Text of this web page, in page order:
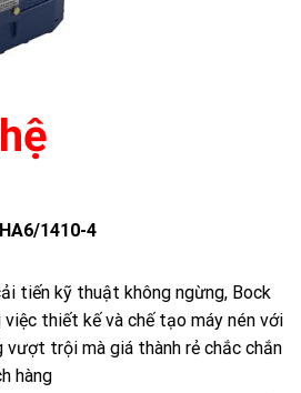
1410-4
tiến kỹ thuật không ngừng, Bock
thiết kế và chế tạo máy nén với
trội mà giá thành rẻ chắc chắn
hàng